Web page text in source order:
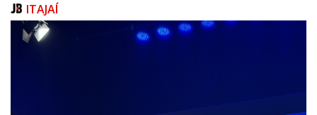
Outra infração recorrente é referente ao estacionamento em desacordo
com as condições regulamentadas pela sinalização, como em vagas
exclusivas para carga e descarga e áreas de estacionamento
regulamentado. Neste caso, a infração é considerada grave, com
ITAJAÍ